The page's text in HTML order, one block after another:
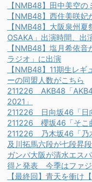
【NMB48】田中美空
【NMB48】西住美咲妃
【NMB48】大阪泉州
OSAKA」出演時間、出
【NMB48】塩月希依
ラジオ」に出演
【NMB48】11期生レ
ーの同盟人数がこちら
211226 AKB48「
2021」
211226 日向坂46「日
211226 櫻坂46「そこ
211226 乃木坂46「乃
及川拓馬六段が七段昇段
ガンバ大阪が清水エス
得と発表 今季はファ
【最終回】青天を衝け